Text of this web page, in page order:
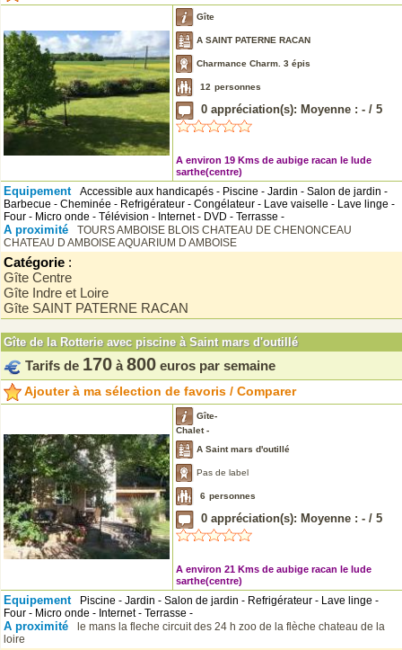
Gîte
A SAINT PATERNE RACAN
Charmance Charm. 3 épis
12 personnes
0 appréciation(s): Moyenne : - / 5
A environ 19 Kms de aubige racan le lude
sarthe(centre)
Equipement
Accessible aux handicapés - Piscine - Jardin - Salon de jardin -
Barbecue - Cheminée - Refrigérateur - Congélateur - Lave vaiselle - Lave linge -
Four - Micro onde - Télévision - Internet - DVD - Terrasse -
A proximité TOURSAMBOISE BLOIS CHATEAU DE CHENONCEAU
CHATEAU D AMBOISEAQUARIUM D AMBOISE
Catégorie :
Gîte Centre
Gîte Indre et Loire
Gîte SAINT PATERNE RACAN
Gîte de la Rotterie avec piscine à Saint mars d'outillé
Tarifs de 170 à 800 euros par semaine
Ajouter à ma sélection de favoris / Comparer
Gîte-
Chalet -
A Saint mars d'outillé
Pas de label
6 personnes
0 appréciation(s): Moyenne : - / 5
A environ 21 Kms de aubige racan le lude
sarthe(centre)
Equipement
Piscine - Jardin - Salon de jardin - Refrigérateur - Lave linge -
Four - Micro onde - Internet - Terrasse -
A proximité le mans la fleche circuit des 24 h zoo de la flèche chateau de la
loire